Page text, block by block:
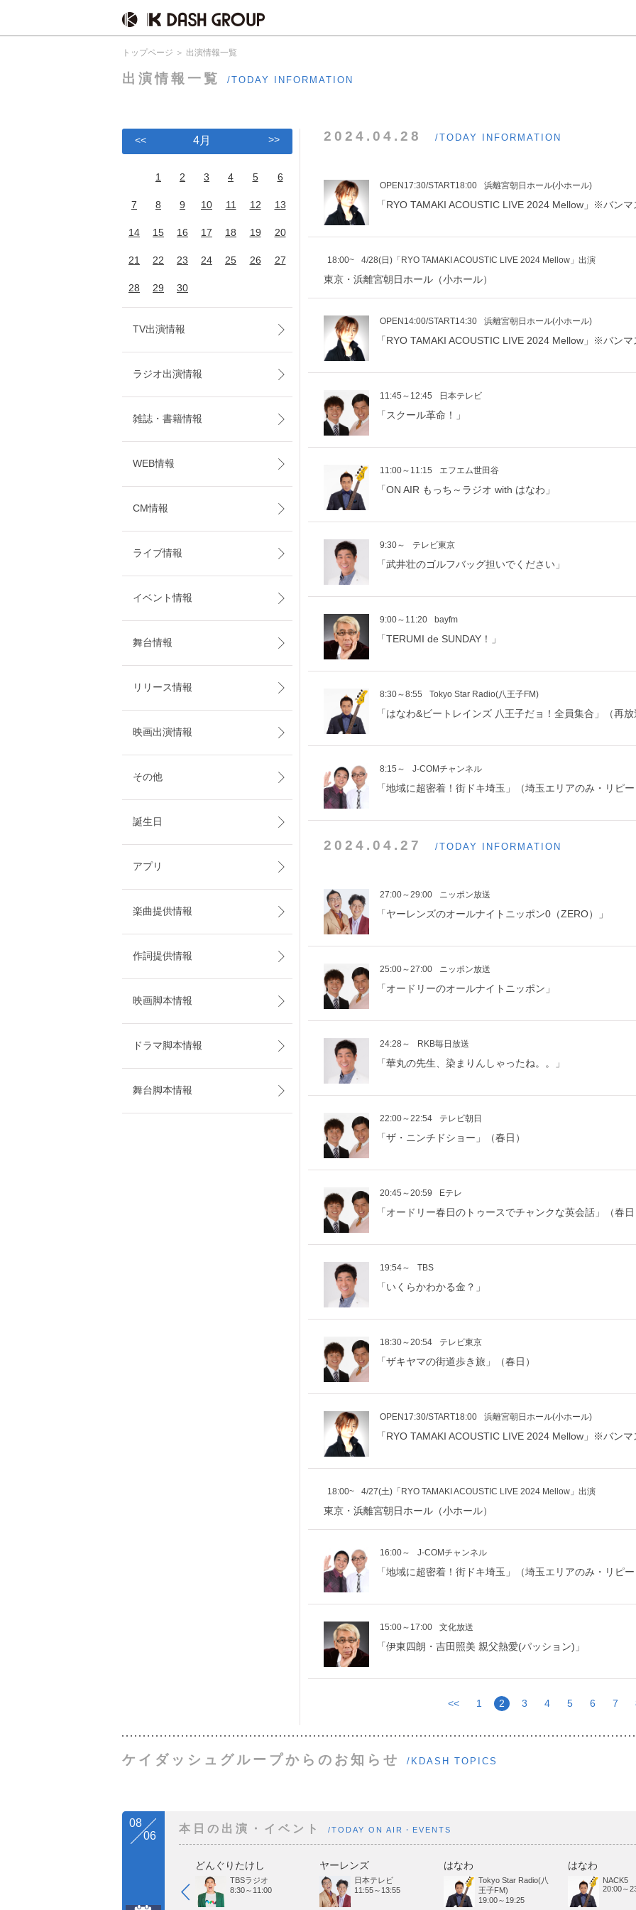
トップページ 出演情報一覧
出演情報一覧 /TODAY INFORMATION
2024.04.28 /TODAY INFORMATION
OPEN17:30/START18:00 浜離宮朝日ホール(小ホール)
「RYO TAMAKI ACOUSTIC LIVE 2024 Mellow」※バン
18:00~ 4/28(日)「RYO TAMAKI ACOUSTIC LIVE 2024 Mellow」出演
東京・浜離宮朝日ホール（小ホール）
OPEN14:00/START14:30 浜離宮朝日ホール(小ホール)
「RYO TAMAKI ACOUSTIC LIVE 2024 Mellow」※バン
11:45～12:45 日本テレビ
「スクール革命！」
11:00～11:15 エフエム世田谷
「ON AIR もっち～ラジオ with はなわ」
9:30～ テレビ東京
「武井壮のゴルフバッグ担いでください」
9:00～11:20 bayfm
「TERUMI de SUNDAY！」
8:30～8:55 Tokyo Star Radio(八王子FM)
「はなわ&ビートレインズ 八王子だョ！全員集合」（再
8:15～ J-COMチャンネル
「地域に超密着！街ドキ埼玉」（埼玉エリアのみ・リピ
2024.04.27 /TODAY INFORMATION
27:00～29:00 ニッポン放送
「ヤーレンズのオールナイトニッポン0（ZERO）」
25:00～27:00 ニッポン放送
「オードリーのオールナイトニッポン」
24:28～ RKB毎日放送
「華丸の先生、染まりんしゃったね。。」
22:00～22:54 テレビ朝日
「ザ・ニンチドショー」（春日）
20:45～20:59 Eテレ
「オードリー春日のトゥースでチャンクな英会話」（春
19:54～ TBS
「いくらかわかる金？」
18:30～20:54 テレビ東京
「ザキヤマの街道歩き旅」（春日）
OPEN17:30/START18:00 浜離宮朝日ホール(小ホール)
「RYO TAMAKI ACOUSTIC LIVE 2024 Mellow」※バン
18:00~ 4/27(土)「RYO TAMAKI ACOUSTIC LIVE 2024 Mellow」出演
東京・浜離宮朝日ホール（小ホール）
16:00～ J-COMチャンネル
「地域に超密着！街ドキ埼玉」（埼玉エリアのみ・リピ
15:00～17:00 文化放送
「伊東四朗・吉田照美 親父熱愛(パッション)」
<< 1 2 3 4 5 6 7
<< 4月 >>
1 2 3 4 5 6
7 8 9 10 11 12 13
14 15 16 17 18 19 20
21 22 23 24 25 26 27
28 29 30
TV出演情報
ラジオ出演情報
雑誌・書籍情報
WEB情報
CM情報
ライブ情報
イベント情報
舞台情報
リリース情報
映画出演情報
その他
誕生日
アプリ
楽曲提供情報
作詞提供情報
映画脚本情報
ドラマ脚本情報
舞台脚本情報
ケイダッシュグループからのお知らせ /KDASH TOPICS
08
06
本日の出演・イベント /TODAY ON AIR・EVENTS
どんぐりたけし
TBSラジオ
8:30～11:00
ヤーレンズ
日本テレビ
11:55～13:55
はなわ
Tokyo Star Radio(八
王子FM)
19:00～19:25
はなわ
NACK5
20:00～